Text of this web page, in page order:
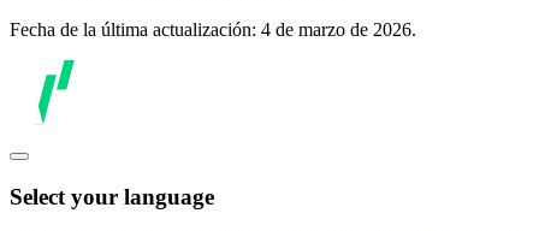
Fecha de la última actualización: 4 de marzo de 2026.
Select your language